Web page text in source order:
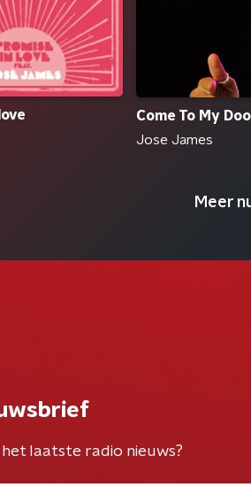
Come To My
Jose James
Meer
laatste radio nieuws?